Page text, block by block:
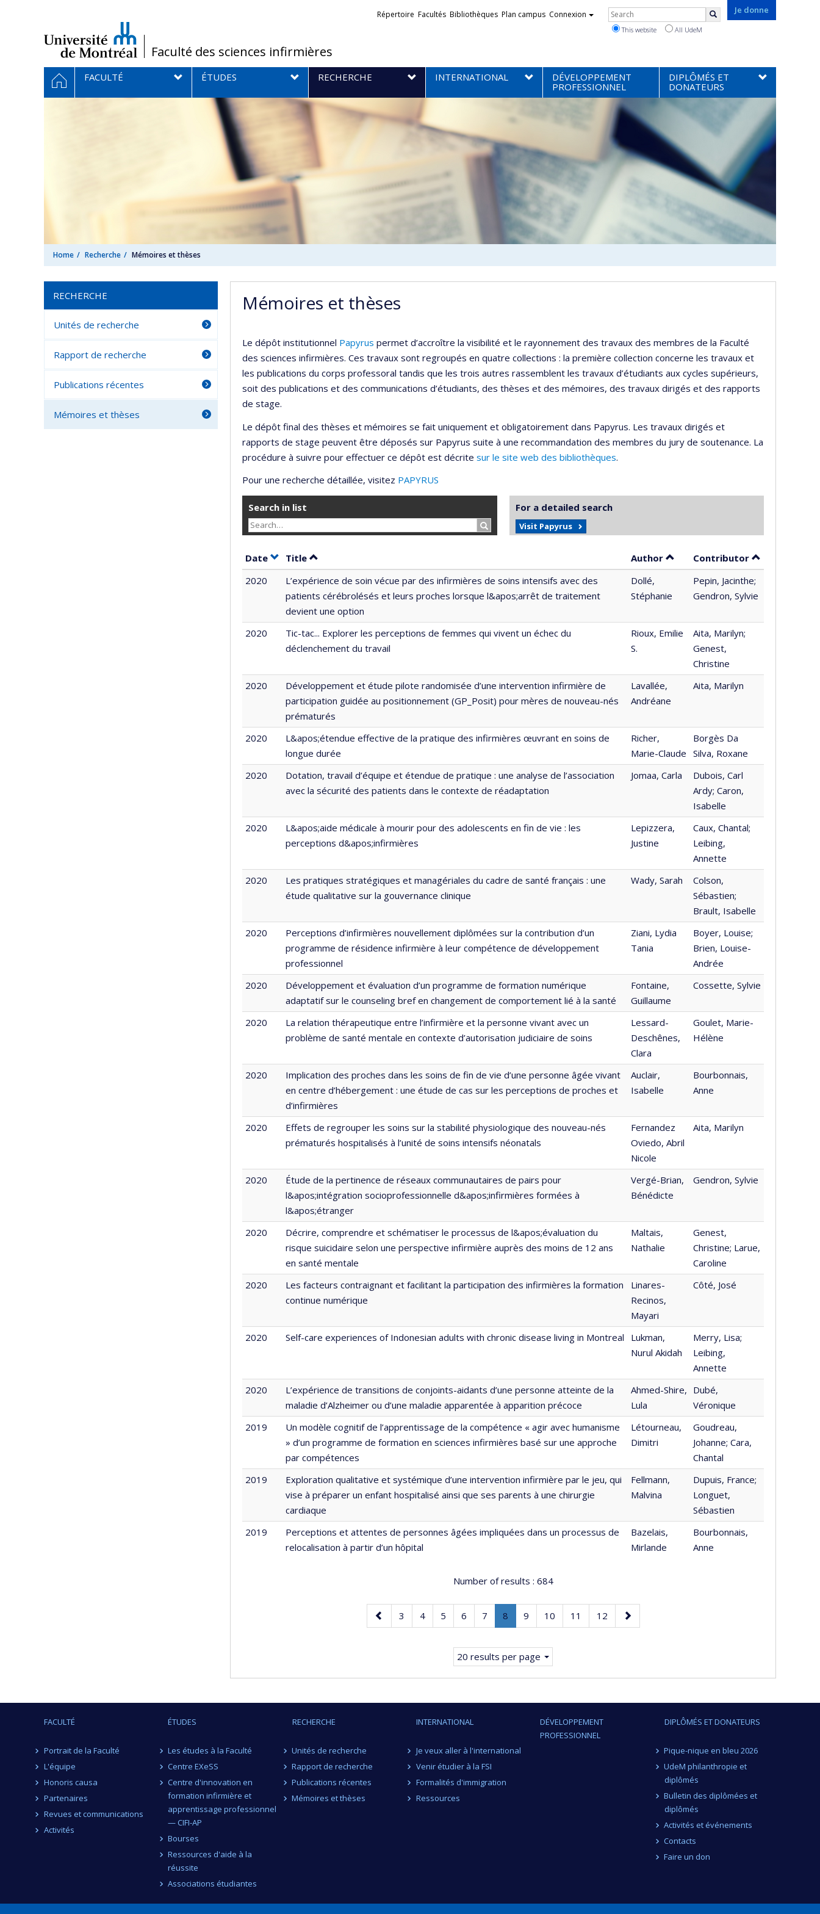
/Faculté des sciences infirmières
Je donne
Liens
Répertoire Facultés Bibliothèques Plan campus Connexion Rechercher
This website All UdeM
Navigation
principale
HOMEFACULTÉ ÉTUDES RECHERCHE INTERNATIONAL
DÉVELOPPEMENT
PROFESSIONNEL
DIPLÔMÉS ET
DONATEURS
Home Recherche Mémoires et thèses
Mémoires et thèses
Le dépôt institutionnel Papyrus permet d’accroître la visibilité et le rayonnement des travaux des membres de la Faculté
des sciences infirmières. Ces travaux sont regroupés en quatre collections : la première collection concerne les travaux et
les publications du corps professoral tandis que les trois autres rassemblent les travaux d’étudiants aux cycles supérieurs,
soit des publications et des communications d’étudiants, des thèses et des mémoires, des travaux dirigés et des rapports
de stage.
Le dépôt final des thèses et mémoires se fait uniquement et obligatoirement dans Papyrus. Les travaux dirigés et
rapports de stage peuvent être déposés sur Papyrus suite à une recommandation des membres du jury de soutenance. La
procédure à suivre pour effectuer ce dépôt est décrite sur le site web des bibliothèques.
Pour une recherche détaillée, visitez PAPYRUS
Search in list
Search…
For a detailed search
Visit Papyrus
Date Sort by date in ascending order
Title Sort by title in ascending order Author Sort by author in ascending
Contributor by
2020
L’expérience de soin vécue par des infirmières de soins intensifs avec des
patients cérébrolésés et leurs proches lorsque l&apos;arrêt de traitement
devient une option
Dollé,
Stéphanie
Pepin, Jacinthe;
Gendron, Sylvie
2020
Tic-tac... Explorer les perceptions de femmes qui vivent un échec du
déclenchement du travail
Rioux, Emilie
S.
Aita, Marilyn;
Genest,
Christine
2020
Développement et étude pilote randomisée d’une intervention infirmière de
participation guidée au positionnement (GP_Posit) pour mères de nouveau-nés
prématurés
Lavallée,
Andréane
Aita, Marilyn
2020
L&apos;étendue effective de la pratique des infirmières œuvrant en soins de
longue durée
Richer,
Marie-Claude
Borgès Da
Silva, Roxane
2020
Dotation, travail d’équipe et étendue de pratique : une analyse de l’association
avec la sécurité des patients dans le contexte de réadaptation
Jomaa, Carla
Dubois, Carl
Ardy; Caron,
Isabelle
2020
L&apos;aide médicale à mourir pour des adolescents en fin de vie : les
perceptions d&apos;infirmières
Lepizzera,
Justine
Caux, Chantal;
Leibing,
Annette
2020
Les pratiques stratégiques et managériales du cadre de santé français : une
étude qualitative sur la gouvernance clinique
Wady, Sarah
Colson,
Sébastien;
Brault, Isabelle
2020
Perceptions d’infirmières nouvellement diplômées sur la contribution d’un
programme de résidence infirmière à leur compétence de développement
professionnel
Ziani, Lydia
Tania
Boyer, Louise;
Brien, Louise-
Andrée
2020
Développement et évaluation d’un programme de formation numérique
adaptatif sur le counseling bref en changement de comportement lié à la santé
Fontaine,
Guillaume
Cossette, Sylvie
2020
La relation thérapeutique entre l’infirmière et la personne vivant avec un
problème de santé mentale en contexte d’autorisation judiciaire de soins
Lessard-
Deschênes,
Clara
Goulet, Marie-
Hélène
2020
Implication des proches dans les soins de fin de vie d’une personne âgée vivant
en centre d’hébergement : une étude de cas sur les perceptions de proches et
d’infirmières
Auclair,
Isabelle
Bourbonnais,
Anne
2020
Effets de regrouper les soins sur la stabilité physiologique des nouveau-nés
prématurés hospitalisés à l’unité de soins intensifs néonatals
Fernandez
Oviedo, Abril
Nicole
Aita, Marilyn
2020
Étude de la pertinence de réseaux communautaires de pairs pour
l&apos;intégration socioprofessionnelle d&apos;infirmières formées à
l&apos;étranger
Vergé-Brian,
Bénédicte
Gendron, Sylvie
2020
Décrire, comprendre et schématiser le processus de l&apos;évaluation du
risque suicidaire selon une perspective infirmière auprès des moins de 12 ans
en santé mentale
Maltais,
Nathalie
Genest,
Christine; Larue,
Caroline
2020
Les facteurs contraignant et facilitant la participation des infirmières la formation
continue numérique
Linares-
Recinos,
Mayari
Côté, José
2020 Self-care experiences of Indonesian adults with chronic disease living in Montreal
Lukman,
Nurul Akidah
Merry, Lisa;
Leibing,
Annette
2020
L’expérience de transitions de conjoints-aidants d’une personne atteinte de la
maladie d’Alzheimer ou d’une maladie apparentée à apparition précoce
Ahmed-Shire,
Lula
Dubé,
Véronique
2019
Un modèle cognitif de l’apprentissage de la compétence « agir avec humanisme
» d’un programme de formation en sciences infirmières basé sur une approche
par compétences
Létourneau,
Dimitri
Goudreau,
Johanne; Cara,
Chantal
2019
Exploration qualitative et systémique d’une intervention infirmière par le jeu, qui
vise à préparer un enfant hospitalisé ainsi que ses parents à une chirurgie
cardiaque
Fellmann,
Malvina
Dupuis, France;
Longuet,
Sébastien
2019
Perceptions et attentes de personnes âgées impliquées dans un processus de
relocalisation à partir d’un hôpital
Bazelais,
Mirlande
Bourbonnais,
Anne
Number of results : 684
Previous
page
Page
3 Page
4 Page
5 Page
6 Page
7 Page
8.
Current
page.
Page
9 Page
10 Page
11 Page
12
Next
page
20 results per page
RECHERCHE
Unités de recherche
Rapport de recherche
Publications récentes
Mémoires et thèses
FACULTÉ
Portrait de la Faculté
L'équipe
Honoris causa
Partenaires
Revues et communications
Activités
ÉTUDES
Les études à la Faculté
Centre EXeSS
Centre d'innovation en
formation infirmière et
apprentissage professionnel
— CIFI-AP
Bourses
Ressources d'aide à la
réussite
Associations étudiantes
RECHERCHE
Unités de recherche
Rapport de recherche
Publications récentes
Mémoires et thèses
INTERNATIONAL
Je veux aller à l'international
Venir étudier à la FSI
Formalités d'immigration
Ressources
DÉVELOPPEMENT
PROFESSIONNEL
DIPLÔMÉS ET DONATEURS
Pique-nique en bleu 2026
UdeM philanthropie et
diplômés
Bulletin des diplômées et
diplômés
Activités et événements
Contacts
Faire un don